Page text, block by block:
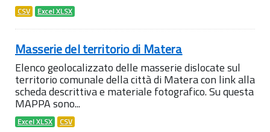
CSV Excel XLSX
Masserie del territorio di Matera
Elenco geolocalizzato delle masserie dislocate sul
territorio comunale della città di Matera con link alla
scheda descrittiva e materiale fotografico. Su questa
MAPPA sono...
Excel XLSX CSV